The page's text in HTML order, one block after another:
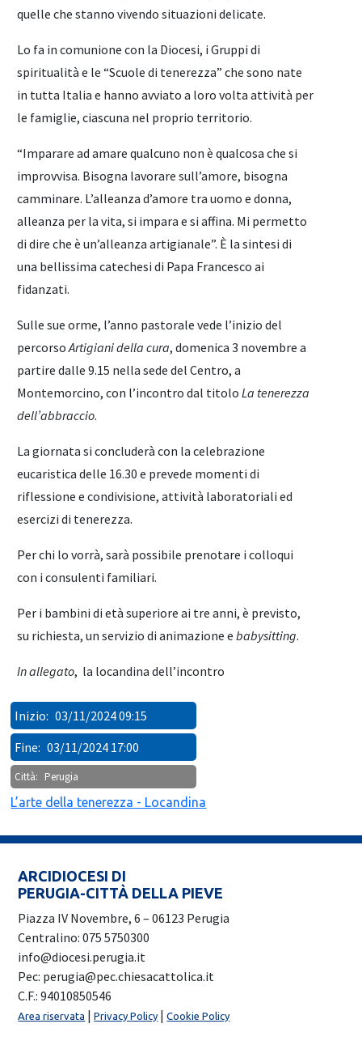
quelle che stanno vivendo situazioni delicate.
Lo fa in comunione con la Diocesi, i Gruppi di
spiritualità e le “Scuole di tenerezza” che sono nate
in tutta Italia e hanno avviato a loro volta attività per
le famiglie, ciascuna nel proprio territorio.
“Imparare ad amare qualcuno non è qualcosa che si
improvvisa. Bisogna lavorare sull’amore, bisogna
camminare. L’alleanza d’amore tra uomo e donna,
alleanza per la vita, si impara e si affina. Mi permetto
di dire che è un’alleanza artigianale”. È la sintesi di
una bellissima catechesi di Papa Francesco ai
fidanzati.
Sulle sue orme, l’anno pastorale vede l’inizio del
percorsoArtigiani della cura, domenica 3 novembre a
partire dalle 9.15 nella sede del Centro, a
Montemorcino, con l’incontro dal titoloLa tenerezza
dell’abbraccio.
La giornata si concluderà con la celebrazione
eucaristica delle 16.30 e prevede momenti di
riflessione e condivisione, attività laboratoriali ed
esercizi di tenerezza.
Per chi lo vorrà, sarà possibile prenotare i colloqui
con i consulenti familiari.
Per i bambini di età superiore ai tre anni, è previsto,
su richiesta, un servizio di animazione ebabysitting.
In allegato, la locandina dell’incontro
Inizio: 03/11/2024 09:15
Fine: 03/11/2024 17:00
Città: Perugia
L’arte della tenerezza - Locandina
ARCIDIOCESI DI
PERUGIA-CITTÀ DELLA PIEVE
Piazza IV Novembre, 6 – 06123 Perugia
Centralino: 075 5750300
info@diocesi.perugia.it
Pec: perugia@pec.chiesacattolica.it
C.F.: 94010850546
Area riservata |Privacy Policy |Cookie Policy